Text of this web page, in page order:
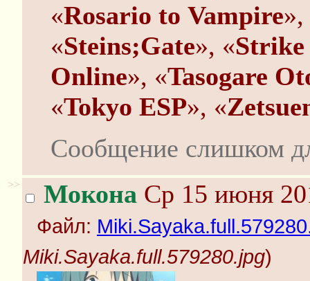
«Rosario to Vampire»,
«Steins;Gate», «Strike
Online», «Tasogare
«Tokyo ESP», «
Сообщение слишком
>> Мокона Ср 15 июня
Файл:
Miki.Sayaka.full.579280.jpg)